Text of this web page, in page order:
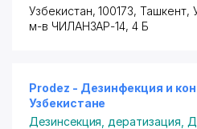
Узбекистан, 100173, Ташкент,
м-в ЧИЛАНЗАР-14, 4 Б
Prodez - Дезинфекция и
Узбекистане
Дезинсекция, дератизация